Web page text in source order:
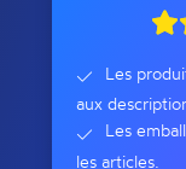
Les
aux
Les
les articles.